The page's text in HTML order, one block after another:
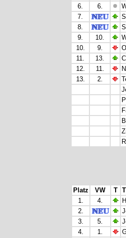
6.
6.
7.
8.
9.
10.
10.
9.
11.
13.
12.
11.
13.
2.
Platz VW T
1.
4.
2.
3.
5.
4.
1.